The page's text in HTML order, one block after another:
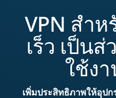
VPN สำห
เร็ว เป็น
ใช้ง
เพิ่มประสิทธิภาพให้อุป